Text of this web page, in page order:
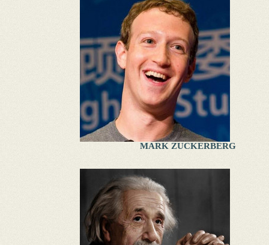
MARK ZUCKERBERG